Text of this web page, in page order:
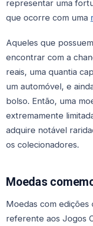
representar uma
que ocorre com uma
Aqueles que
encontrar com a
reais, uma quantia
um automóvel, e
bolso. Então, uma
extremamente
adquire notável
os colecionadores.
Moedas
Moedas com edições
referente aos Jogos